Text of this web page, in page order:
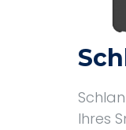
Ihres